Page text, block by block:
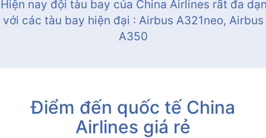
nay đội tàu bay của China Airlines rất đa
với các tàu bay hiện đại : Airbus A321neo, Airbus
A350
Điểm đến quốc tế China
Airlines giá rẻ